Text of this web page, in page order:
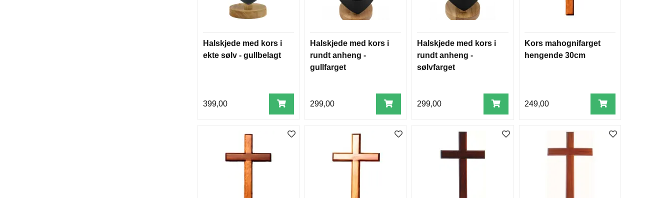
Halskjede med kors i
ekte sølv - gullbelagt
399,00
Halskjede med kors i
rundt anheng -
gullfarget
299,00
Halskjede med kors i
rundt anheng -
sølvfarget
299,00
Kors mahognifarget
hengende 30cm
249,00